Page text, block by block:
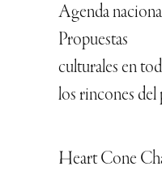
Agenda
Propuestas
culturales en
los rincones del
Heart Cone